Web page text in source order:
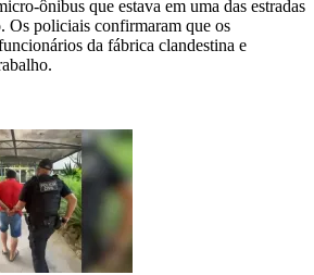
ônibus que estava em uma das estradas
Os policiais confirmaram que os
da fábrica clandestina e